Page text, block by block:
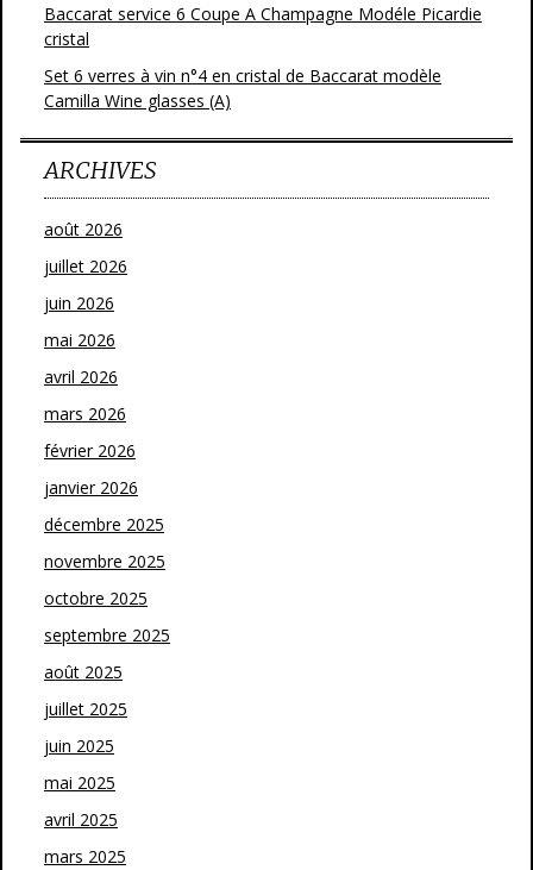
Baccarat service 6 Coupe A Champagne Modéle Picardie
cristal
Set 6 verres à vin n°4 en cristal de Baccarat modèle
Camilla Wine glasses (A)
ARCHIVES
août 2026
juillet 2026
juin 2026
mai 2026
avril 2026
mars 2026
février 2026
janvier 2026
décembre 2025
novembre 2025
octobre 2025
septembre 2025
août 2025
juillet 2025
juin 2025
mai 2025
avril 2025
mars 2025